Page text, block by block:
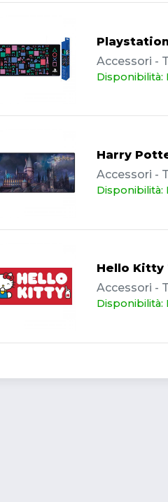
Accessori -
Disponibilità:
Harry
Accessori -
Disponibilità:
Hello Kitty
Accessori -
Disponibilità: